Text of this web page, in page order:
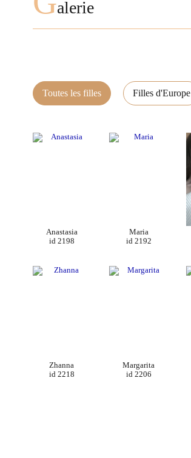
alerie
Toutes les filles Filles d'Europe
Anastasia
id 2198
Maria
id 2192
Zhanna
id 2218
Margarita
id 2206